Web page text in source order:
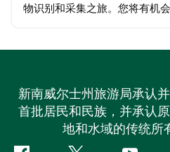
物识别和采集之旅。您将有机
新南威尔士州旅游局承认
首批居民和民族，并承认
地和水域的传统所